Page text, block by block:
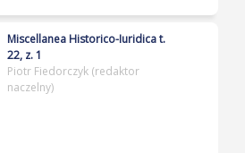
Miscellanea Historico-Iuridica t.
22, z. 1
Piotr Fiedorczyk (redaktor
naczelny)